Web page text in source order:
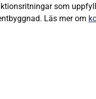
som
Läs mer om